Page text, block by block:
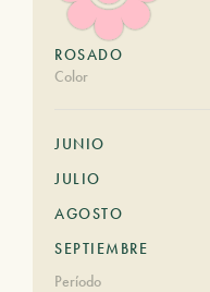
ROSADO
Color
JUNIO
JULIO
AGOSTO
SEPTIEMBRE
Período